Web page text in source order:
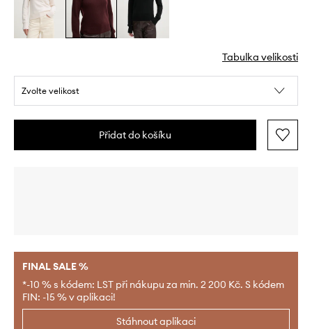
Tabulka velikosti
Zvolte velikost
Přidat do košíku
FINAL SALE %
*-10 % s kódem: LST při nákupu za min. 2 200 Kč. S kódem
FIN: -15 % v aplikaci!
Stáhnout aplikaci